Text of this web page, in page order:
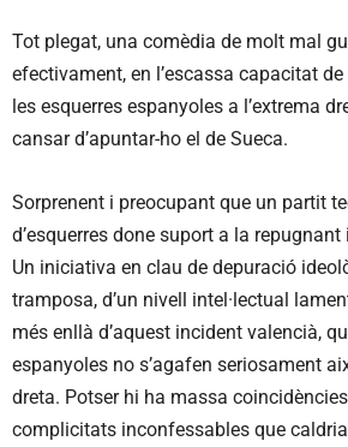
Tot plegat, una comèdia de molt mal
efectivament, en l’escassa capacitat
les esquerres espanyoles a l’extrema
cansar d’apuntar-ho el de Sueca.
Sorprenent i preocupant que un partit
d’esquerres done suport a la
Un iniciativa en clau de depuració
tramposa, d’un nivell intel·lectual
més enllà d’aquest incident valencià,
espanyoles no s’agafen seriosament
dreta. Potser hi ha massa
complicitats inconfessables que